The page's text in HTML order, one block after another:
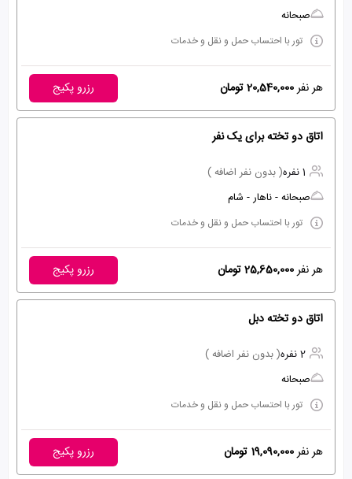
صبحانه
تور با احتساب حمل و نقل و خدمات
هر نفر20,540,000 تومان رزرو پکیج
اتاق دو تخته برای یک نفر
1 نفره
( بدون نفر اضافه )
صبحانه - ناهار - شام
تور با احتساب حمل و نقل و خدمات
هر نفر25,650,000 تومان رزرو پکیج
اتاق دو تخته دبل
2 نفره
( بدون نفر اضافه )
صبحانه
تور با احتساب حمل و نقل و خدمات
هر نفر19,090,000 تومان رزرو پکیج